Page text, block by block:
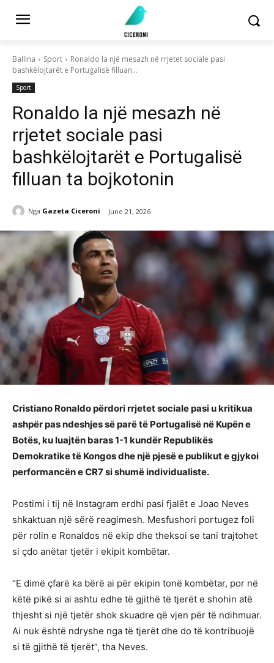
Ballina Sport
Ronaldo la një mesazh në rrjetet sociale pasi
bashkëlojtarët e Portugalisë filluan...
Sport
Ronaldo la një mesazh në
rrjetet sociale pasi
bashkëlojtarët e Portugalisë
filluan ta bojkotonin
Nga Gazeta Ciceroni June 21, 2026
Cristiano Ronaldo përdori rrjetet sociale pasi u kritikua
ashpër pas ndeshjes së parë të Portugalisë në Kupën e
Botës, ku luajtën baras 1-1 kundër Republikës
Demokratike të Kongos dhe një pjesë e publikut e gjykoi
performancën e CR7 si shumë individualiste.
Postimi i tij në Instagram erdhi pasi fjalët e Joao Neves
shkaktuan një sërë reagimesh. Mesfushori portugez foli
për rolin e Ronaldos në ekip dhe theksoi se tani trajtohet
si çdo anëtar tjetër i ekipit kombëtar.
“E dimë çfarë ka bërë ai për ekipin tonë kombëtar, por në
këtë pikë si ai ashtu edhe të gjithë të tjerët e shohin atë
thjesht si një tjetër shok skuadre që vjen për të ndihmuar.
Ai nuk është ndryshe nga të tjerët dhe do të kontribuojë
si të gjithë të tjerët”, tha Neves.